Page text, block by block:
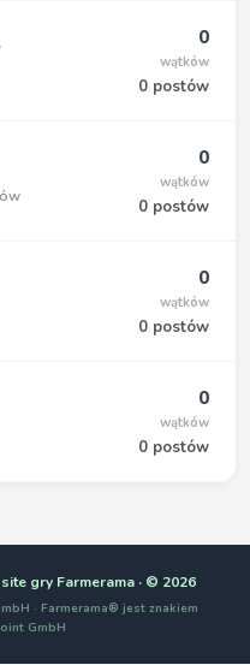
0
wątków
0 postów
0
wątków
0 postów
0
wątków
0 postów
0
wątków
0 postów
gry Farmerama · © 2026
· Farmerama® jest znakiem
GmbH